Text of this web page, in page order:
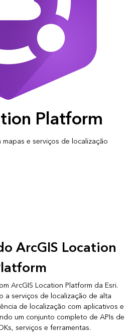
Platform
e serviços de localização
ArcGIS Location
ArcGIS Location Platform da Esri.
a serviços de localização de alta
de localização com aplicativos e
um conjunto completo de APIs de
serviços e ferramentas.